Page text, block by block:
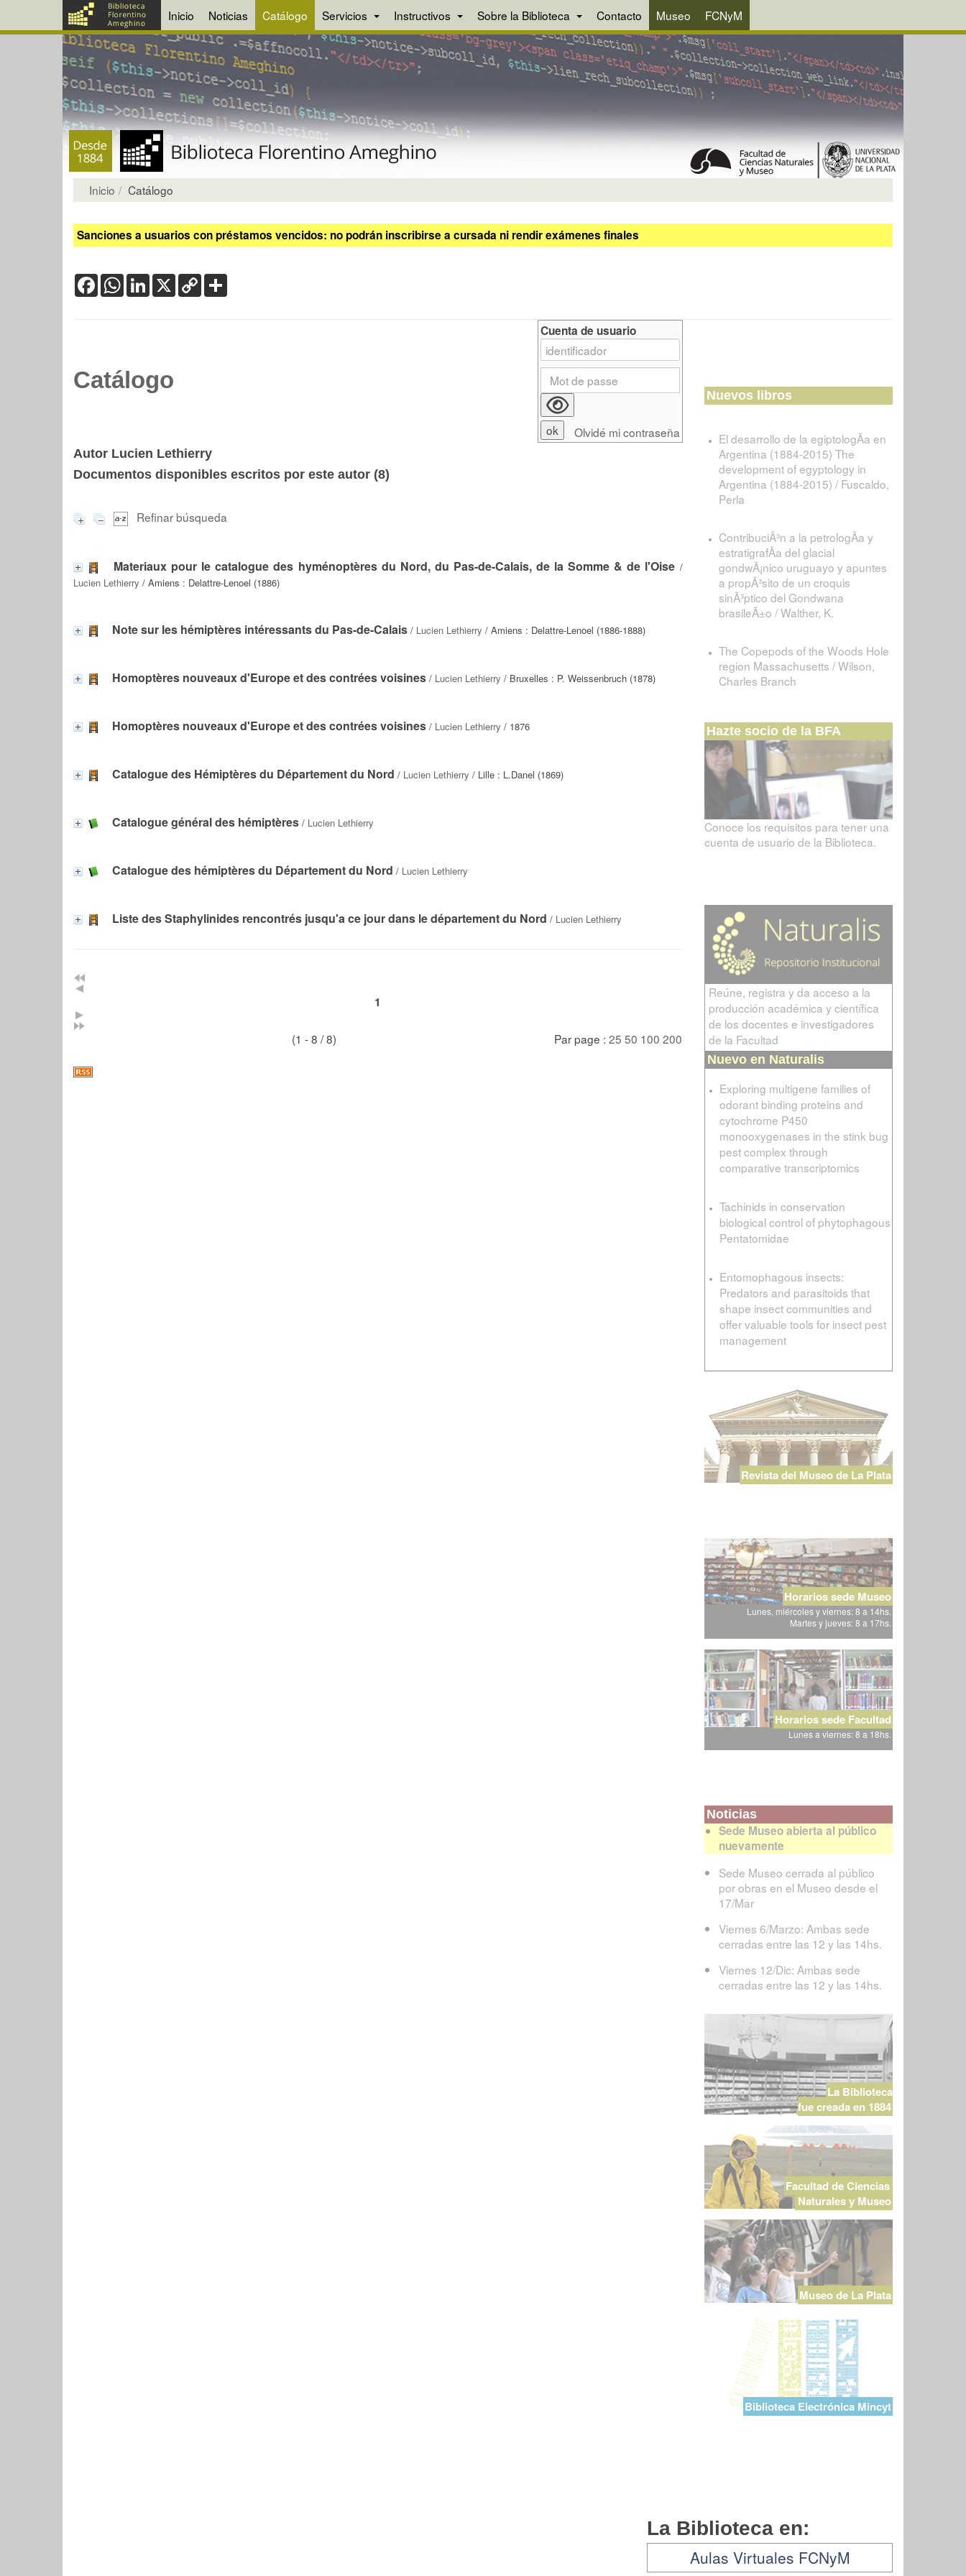
Inicio Noticias Catálogo Servicios Instructivos Sobre la Biblioteca Contacto Museo FCNyM
Inicio Catálogo
Sanciones a usuarios con préstamos vencidos: no podrán inscribirse a cursada ni rendir exámenes finales
FacebookWhatsApp
LinkedIn
X Copy
Link
Catálogo
Autor Lucien Lethierry
Documentos disponibles escritos por este autor (8)
Refinar búsqueda
Materiaux pour le catalogue des hyménoptères du Nord, du Pas-de-Calais, de la Somme & de l'Oise /
Lucien Lethierry / Amiens : Delattre-Lenoel (1886)
Note sur les hémiptères intéressants du Pas-de-Calais / Lucien Lethierry / Amiens : Delattre-Lenoel (1886-1888)
Homoptères nouveaux d'Europe et des contrées voisines / Lucien Lethierry / Bruxelles : P. Weissenbruch (1878)
Homoptères nouveaux d'Europe et des contrées voisines / Lucien Lethierry / 1876
Catalogue des Hémiptères du Département du Nord / Lucien Lethierry / Lille : L.Danel (1869)
Catalogue général des hémiptères / Lucien Lethierry
Catalogue des hémiptères du Département du Nord / Lucien Lethierry
Liste des Staphylinides rencontrés jusqu'a ce jour dans le département du Nord / Lucien Lethierry
1
(1 - 8 / 8) Par page : 25 50 100 200
Cuenta de usuario
Olvidé mi contraseña
Nuevos libros
El desarrollo de la egiptologÃ­a en
Argentina (1884-2015) The
development of egyptology in
Argentina (1884-2015) / Fuscaldo,
Perla
ContribuciÃ³n a la petrologÃ­a y
estratigrafÃ­a del glacial
gondwÃ¡nico uruguayo y apuntes
a propÃ³sito de un croquis
sinÃ³ptico del Gondwana
brasileÃ±o / Walther, K.
The Copepods of the Woods Hole
region Massachusetts / Wilson,
Charles Branch
Hazte socio de la BFA
Conoce los requisitos para tener una
cuenta de usuario de la Biblioteca.
Reúne, registra y da acceso a la
producción académica y científica
de los docentes e investigadores
de la Facultad
Nuevo en Naturalis
Exploring multigene families of
odorant binding proteins and
cytochrome P450
monooxygenases in the stink bug
pest complex through
comparative transcriptomics
Tachinids in conservation
biological control of phytophagous
Pentatomidae
Entomophagous insects:
Predators and parasitoids that
shape insect communities and
offer valuable tools for insect pest
management
Revista del Museo de La Plata
Horarios sede Museo
Lunes, miércoles y viernes: 8 a 14hs.
Martes y jueves: 8 a 17hs.
Horarios sede Facultad
Lunes a viernes: 8 a 18hs.
Noticias
Sede Museo abierta al público
nuevamente
Sede Museo cerrada al público
por obras en el Museo desde el
17/Mar
Viernes 6/Marzo: Ambas sede
cerradas entre las 12 y las 14hs.
Viernes 12/Dic: Ambas sede
cerradas entre las 12 y las 14hs.
La Biblioteca
fue creada en 1884
Facultad de Ciencias
Naturales y Museo
Museo de La Plata
Biblioteca Electrónica Mincyt
La Biblioteca en:
Aulas Virtuales FCNyM